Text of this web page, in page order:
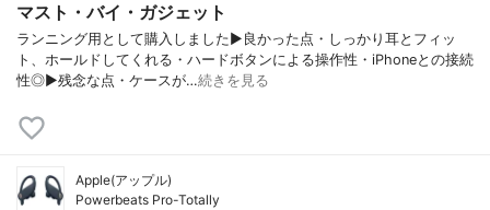
マスト・バイ・ガジェット
ランニング用として購入しました▶︎良かった点・しっかり耳とフィッ
ト、ホールドしてくれる・ハードボタンによる操作性・iPhoneとの接続
性◎▶︎残念な点・ケースが…続きを見る
Apple(アップル)
Powerbeats Pro-Totally